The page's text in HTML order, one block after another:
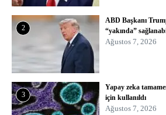
2
ABD Başkanı
“yakında”
Ağustos 7, 2026
3
Yapay zeka
için kullanıldı
Ağustos 7, 2026